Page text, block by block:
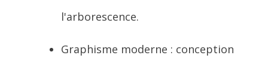
l'arborescence.
Graphisme moderne : conception